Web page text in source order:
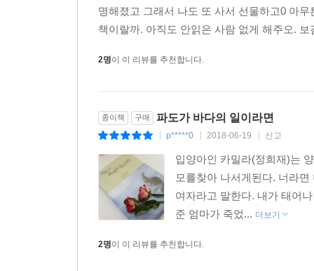
명해졌고 그래서 나도 또 사서 선물하고0 아
책이랄까. 아직도 안읽은 사람 없게 해주오.
2명이 이 리뷰를 추천합니다.
종이책 구매 파도가 바다의 일이라면
p*****0 2018-06-19 신고
입양아인 카밀라(정희재)는
모를찾아 나서게된다. 너라
여자라고 말한다. 내가 태어
준 엄마가 죽었... 더보기
2명이 이 리뷰를 추천합니다.